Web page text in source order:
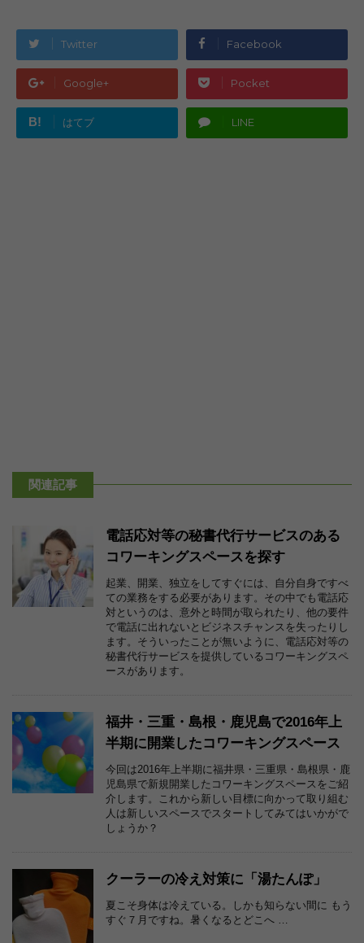
Twitter Facebook
Google+ Pocket
B! はてブ LINE
関連記事
電話応対等の秘書代行サービスのある
コワーキングスペースを探す
起業、開業、独立をしてすぐには、自分自身ですべ
ての業務をする必要があります。その中でも電話応
対というのは、意外と時間が取られたり、他の要件
で電話に出れないとビジネスチャンスを失ったりし
ます。そういったことが無いように、電話応対等の
秘書代行サービスを提供しているコワーキングスペ
ースがあります。
福井・三重・島根・鹿児島で2016年上
半期に開業したコワーキングスペース
今回は2016年上半期に福井県・三重県・島根県・鹿
児島県で新規開業したコワーキングスペースをご紹
介します。これから新しい目標に向かって取り組む
人は新しいスペースでスタートしてみてはいかがで
しょうか？
クーラーの冷え対策に「湯たんぽ」
夏こそ身体は冷えている。しかも知らない間に もう
すぐ７月ですね。暑くなるとどこへ …